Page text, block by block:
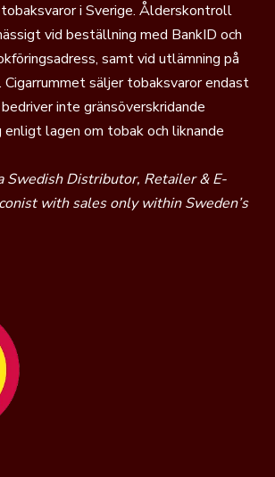
i Sverige. Ålderskontroll
vid beställning med BankID och
samt vid utlämning på
säljer tobaksvaror endast
inte gränsöverskridande
lagen om tobak och liknande
Swedish Distributor, Retailer & E-
with sales only within Sweden’s